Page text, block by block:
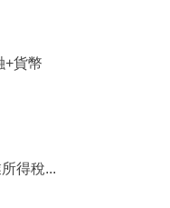
+貨幣
得稅...